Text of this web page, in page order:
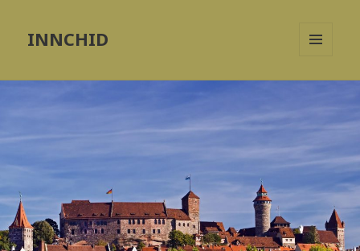
INNCHID